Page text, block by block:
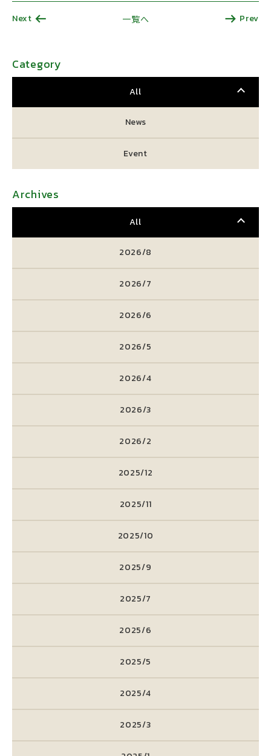
Next 一覧へ Prev
Category
All
News
Event
Archives
All
2026/8
2026/7
2026/6
2026/5
2026/4
2026/3
2026/2
2025/12
2025/11
2025/10
2025/9
2025/7
2025/6
2025/5
2025/4
2025/3